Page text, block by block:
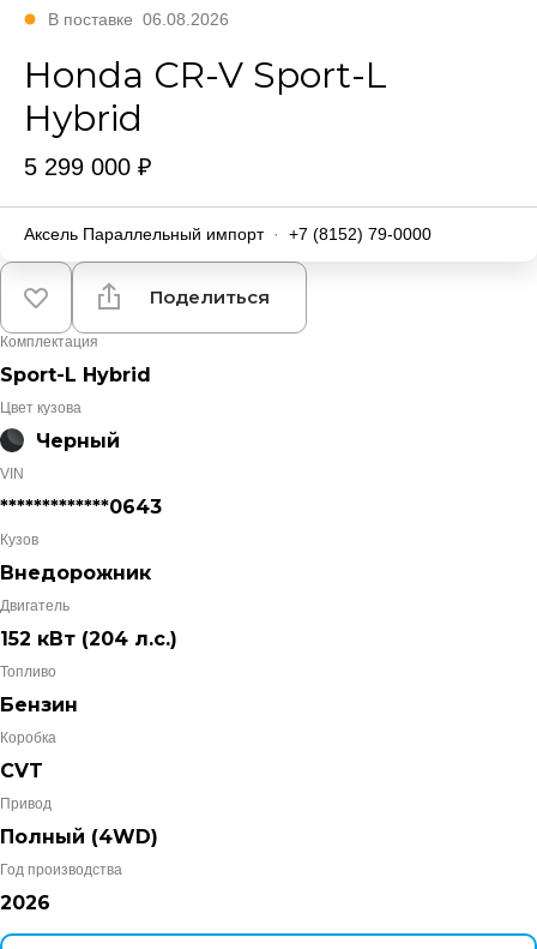
В поставке 06.08.2026
Honda CR-V Sport-L
Hybrid
5 299 000 ₽
Аксель Параллельный импорт· +7 (8152) 79-0000
Поделиться
Комплектация
Sport-L Hybrid
Цвет кузова
Черный
VIN
*************0643
Кузов
Внедорожник
Двигатель
152 кВт (204 л.с.)
Топливо
Бензин
Коробка
CVT
Привод
Полный (4WD)
Год производства
2026